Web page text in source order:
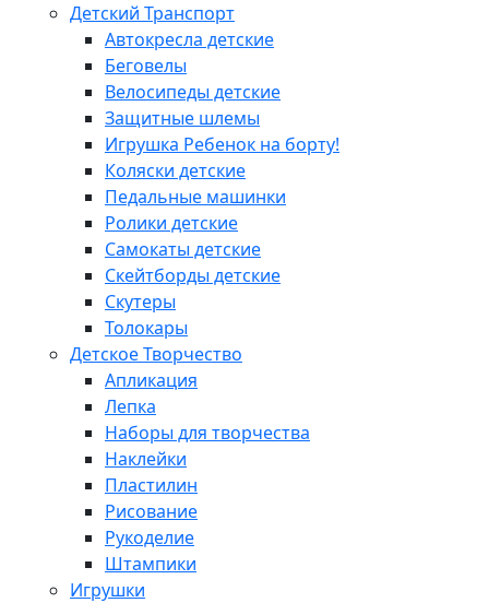
Детский Транспорт
Автокресла детские
Беговелы
Велосипеды детские
Защитные шлемы
Игрушка Ребенок на борту!
Коляски детские
Педальные машинки
Ролики детские
Самокаты детские
Скейтборды детские
Скутеры
Толокары
Детское Творчество
Апликация
Лепка
Наборы для творчества
Наклейки
Пластилин
Рисование
Рукоделие
Штампики
Игрушки